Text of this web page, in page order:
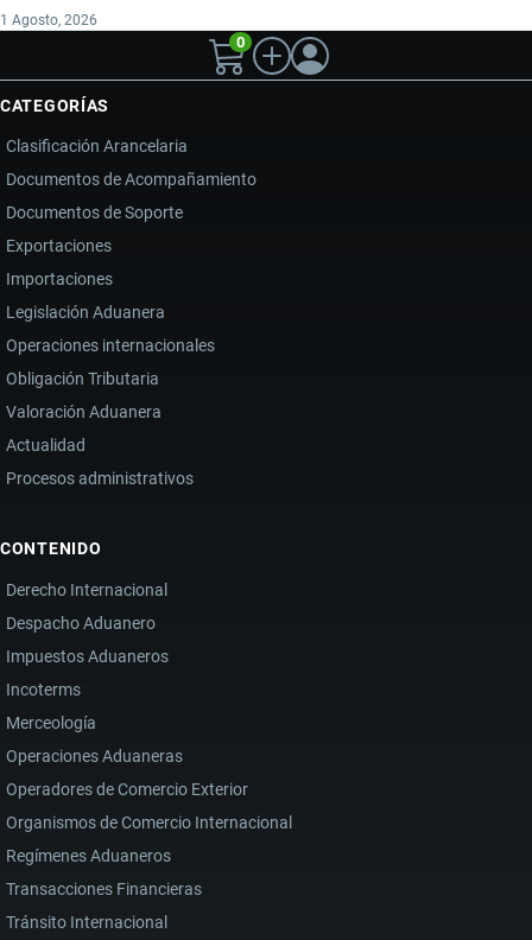
1 Agosto, 2026
0
CATEGORÍAS
Clasificación Arancelaria
Documentos de Acompañamiento
Documentos de Soporte
Exportaciones
Importaciones
Legislación Aduanera
Operaciones internacionales
Obligación Tributaria
Valoración Aduanera
Actualidad
Procesos administrativos
CONTENIDO
Derecho Internacional
Despacho Aduanero
Impuestos Aduaneros
Incoterms
Merceología
Operaciones Aduaneras
Operadores de Comercio Exterior
Organismos de Comercio Internacional
Regímenes Aduaneros
Transacciones Financieras
Tránsito Internacional